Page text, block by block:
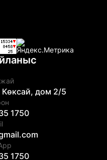
Көксай, дом 2/5
1750
1750